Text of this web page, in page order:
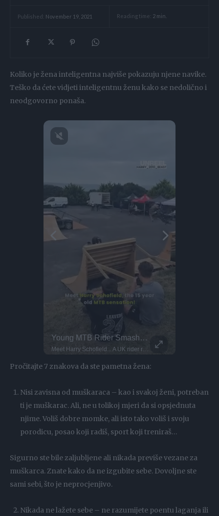
Published: November 19, 2021 Reading time: 2 min.
Koliko je žena inteligentna najviše pokazuju njene navike.
Teško da ćete vidjeti inteligentnu ženu kako se nedolično i
neodgovorno ponaša.
Young MTB Rider Smashes UK Scene!
Meet Harry Schofield... A UK rider redefining what’s possible at 15. He first hopped on two wheels at six years old, and never slowed down! By nine, he had a custom YT Jeffsy 27 trail bike, built smaller just for him. He also took the South Series BMX Championship, And landed 3rd in the UK rankings before age 10! With this kind of start, he's bound to make it big!
Pročitajte 7 znakova da ste pametna žena:
Nisi zavisna od muškaraca – kao i svakoj ženi, potreban
ti je muškarac. Ali, ne u tolikoj mjeri da si opsjednuta
njime. Voliš dobre momke, ali isto tako voliš i svoju
porodicu, posao koji radiš, sport koji treniraš…
Sigurno ste bile zaljubljene ali nikada previše vezane za
muškarca. Znate kako da ne izgubite sebe. Dovoljne ste
sami sebi, što je neprocjenjivo.
Nikada ne lažete sebe – ne razumijete poentu laganja ili